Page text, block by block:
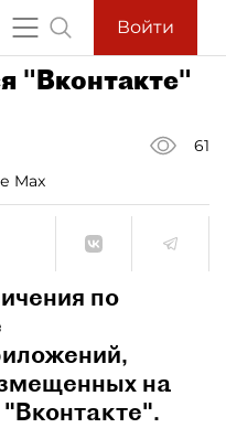
Войти
"Вконтакте"
61
Max
по
на